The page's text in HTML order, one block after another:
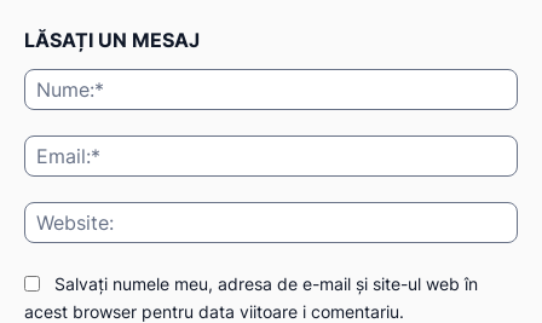
LĂSAȚI UN MESAJ
Salvați numele meu, adresa de e-mail și site-ul web în
acest browser pentru data viitoare i comentariu.